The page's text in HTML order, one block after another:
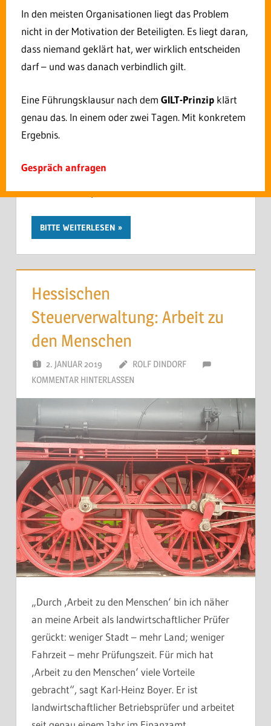
Bequem Behördenangelegenheiten von zu
Hause erledigen: Das ist ab sofort für einige
Verwaltungsdienstleistungen von Land und
Servicekonto Hessen können Bürgerinnen und
Bürger über das Internet verschiedene
Leistungen der Landes- und
Zeit in Anspruch nehmen. „Wir starten mit dem
‚Standesamtsportal‘.
BITTE WEITERLESEN
Hessischen
Steuerverwaltung: Arbeit zu
den Menschen
2. JANUAR 2019
ROLF DINDORF
KOMMENTAR HINTERLASSEN
„Durch ‚Arbeit zu den Menschen‘ bin ich näher
an meine Arbeit als landwirtschaftlicher Prüfer
gerückt: weniger Stadt – mehr Land; weniger
Fahrzeit – mehr Prüfungszeit. Für mich hat
‚Arbeit zu den Menschen‘ viele Vorteile
gebracht“, sagt Karl-Heinz Boyer. Er ist
landwirtschaftlicher Betriebsprüfer und arbeitet
In den meisten Organisationen liegt das Problem
nicht in der Motivation der Beteiligten. Es liegt daran,
dass niemand geklärt hat, wer wirklich entscheiden
darf – und was danach verbindlich gilt.
Eine Führungsklausur nach dem GILT-Prinzip klärt
genau das. In einem oder zwei Tagen. Mit konkretem
Ergebnis.
Gespräch anfragen